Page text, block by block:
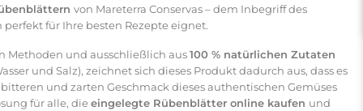
von Mareterra Conservas – dem Inbegriff des
perfekt für Ihre besten Rezepte eignet.
Methoden und ausschließlich aus100 % natürlichen Zutaten
und Salz), zeichnet sich dieses Produkt dadurch aus, dass es
und zarten Geschmack dieses authentischen Gemüses
für alle, dieeingelegte Rübenblätter online kaufen und